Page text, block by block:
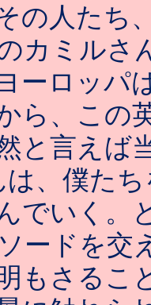
の人たち
カミルさ
ーロッパ
ら、この
と言えば
は、僕た
でいく。
ードを交
もさるこ